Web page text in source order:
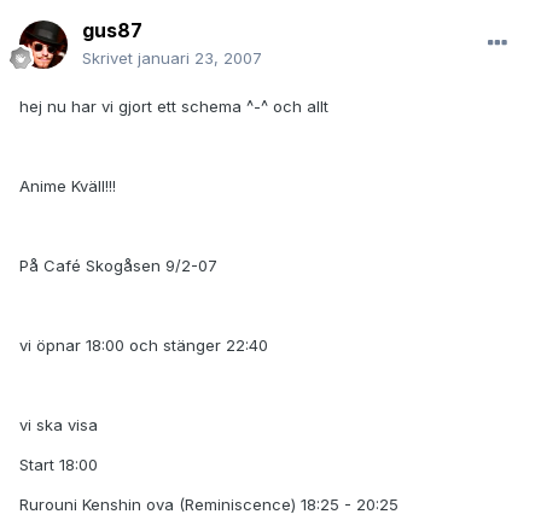
gus87
Skrivet januari 23, 2007
hej nu har vi gjort ett schema ^-^ och allt
Anime Kväll!!!
På Café Skogåsen 9/2-07
vi öpnar 18:00 och stänger 22:40
vi ska visa
Start 18:00
Rurouni Kenshin ova (Reminiscence) 18:25 - 20:25